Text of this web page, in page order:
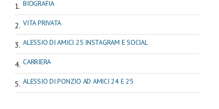
BIOGRAFIA
VITA PRIVATA
ALESSIO DI AMICI 25 INSTAGRAM E SOCIAL
CARRIERA
ALESSIO DI PONZIO AD AMICI 24 E 25